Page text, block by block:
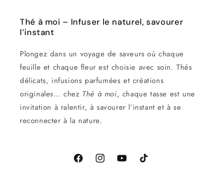
Thé à moi – Infuser le naturel, savourer
l’instant
Plongez dans un voyage de saveurs où chaque
feuille et chaque fleur est choisie avec soin. Thés
délicats, infusions parfumées et créations
originales… chez Thé à moi, chaque tasse est une
invitation à ralentir, à savourer l’instant et à se
reconnecter à la nature.
FacebookInstagramYouTubeTikTok